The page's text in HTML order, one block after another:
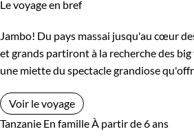
Le voyage en bref
Jambo! Du pays massai jusqu'au cœur
et grands partiront à la recherche des
une miette du spectacle grandiose
Voir le voyage
Tanzanie En famille À partir de 6 ans